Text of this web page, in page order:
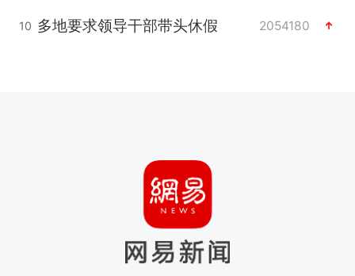
10 多地要求领导干部带头休假 2054180